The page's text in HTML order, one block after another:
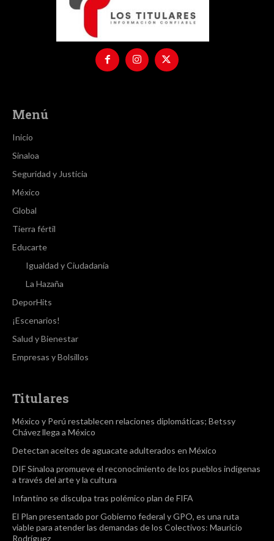
Menú
Inicio
Sinaloa
Seguridad y Justicia
México
Global
Tierra fértil
Educarte
Igualdad y Ciudadanía
La Hazaña
DeporHits
¡Escenarios!
Salud y Bienestar
Empresas y Bolsillos
Titulares
México y Perú restablecen relaciones diplomáticas; Betssy
Chávez llega a México
Detectan aceites de aguacate adulterados en México
DIF Sinaloa promueve el reconocimiento de los pueblos indígenas
a través del arte y la cultura
Infantino se disculpa tras polémico plan de FIFA
El Plan presentado por Gobierno federal y GPO, es una ruta
viable para atender las demandas de los Colectivos: Mauricio
Rodríguez